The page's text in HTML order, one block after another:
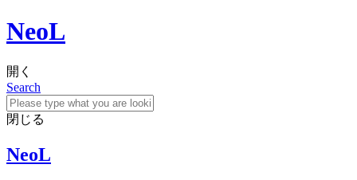
NeoL
開く
Search
閉じる
NeoL